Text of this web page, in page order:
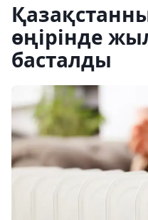
өңірінде
басталды